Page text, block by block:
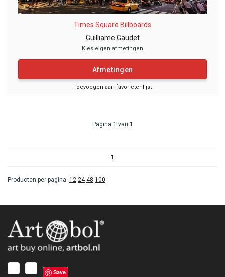
Times Square Billboards
Guilliame Gaudet
Kies eigen afmetingen
Afmetingen
Toevoegen aan favorietenlijst
Pagina 1 van 1
1
Producten per pagina: 12 24 48 100
Save